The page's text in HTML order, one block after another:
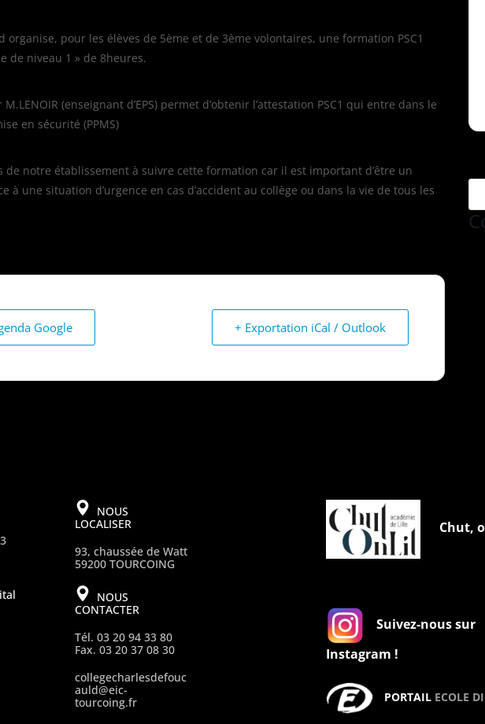
organise, pour les élèves de 5ème et de 3ème volontaires, une formation PSC1
de niveau 1 » de 8heures.
(enseignant d’EPS) permet d’obtenir l’attestation PSC1 qui entre dans le
en sécurité (PPMS)
de notre établissement à suivre cette formation car il est important d’être un
une situation d’urgence en cas d’accident au collège ou dans la vie de tous les
Google + Exportation iCal / Outlook
NOUS
LOCALISER
93, chaussée de Watt
59200 TOURCOING
NOUS
CONTACTER
Tél. 03 20 94 33 80
Fax. 03 20 37 08 30
collegecharlesdefouc
auld@eic-
tourcoing.fr
Chut,
Suivez-nous sur
Instagram !
PORTAIL ECOLE